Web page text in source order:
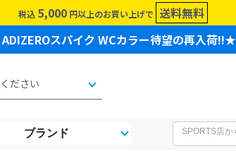
税込 5,000 円以上のお買い上げで 送料無料
スパイク WCカラー待望の再入荷!!★
ブランド